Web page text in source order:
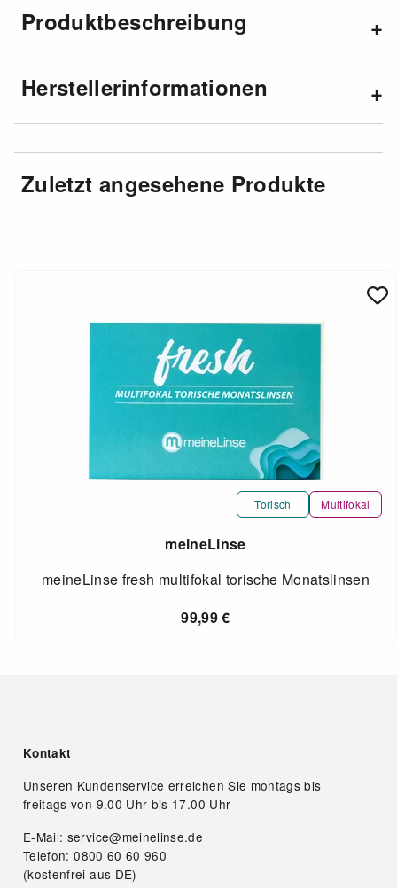
Produktbeschreibung
Herstellerinformationen
Zuletzt angesehene Produkte
Torisch Multifokal
meineLinse
meineLinse fresh multifokal torische Monatslinsen
99,99€
Kontakt
Unseren Kundenservice erreichen Sie montags bis
freitags von 9.00 Uhr bis 17.00 Uhr
E-Mail: service@meinelinse.de
Telefon: 0800 60 60 960
(kostenfrei aus DE)